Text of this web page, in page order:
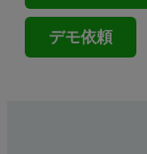
デモ依頼